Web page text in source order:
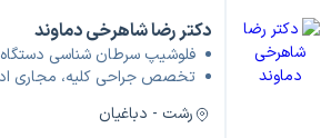
دکتر رضا شاهرخی دماوند
فلوشیپ سرطان شناسی دستگاه
تخصص جراحی کلیه، مجاری
رشت - دباغیان